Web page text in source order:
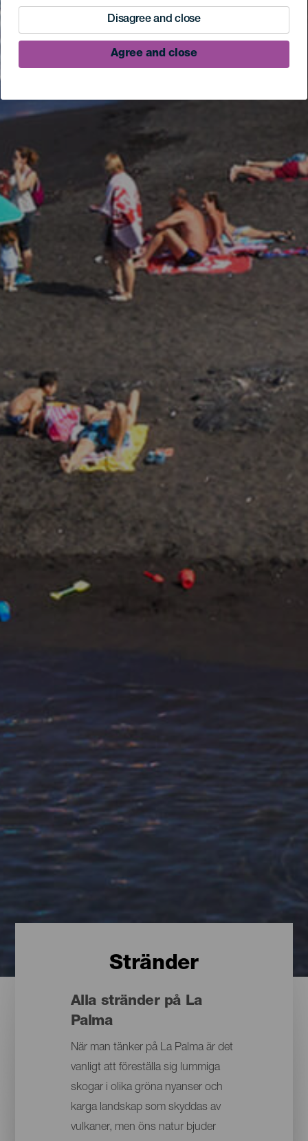
Disagree and close
Agree and close
Stränder
Alla stränder på La
Palma
När man tänker på La Palma är det
vanligt att föreställa sig lummiga
skogar i olika gröna nyanser och
karga landskap som skyddas av
vulkaner, men öns natur bjuder